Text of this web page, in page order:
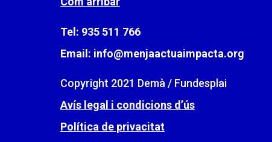
Tel: 935 511 766
Email: info@menjaactuaimpacta.org
Copyright 2021 Demà / Fundesplai
Avís legal i condicions d’ús
Política de privacitat